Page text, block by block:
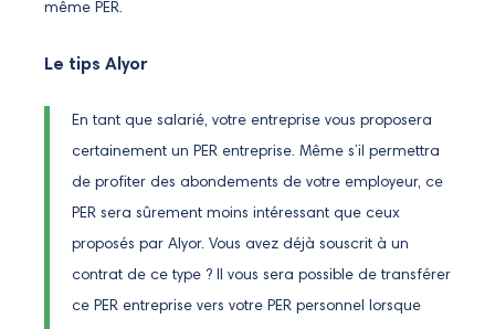
même PER.
Le tips Alyor
En tant que salarié, votre entreprise vous proposera
certainement un PER entreprise. Même s’il permettra
de profiter des abondements de votre employeur, ce
PER sera sûrement moins intéressant que ceux
proposés par Alyor. Vous avez déjà souscrit à un
contrat de ce type ? Il vous sera possible de transférer
ce PER entreprise vers votre PER personnel lorsque